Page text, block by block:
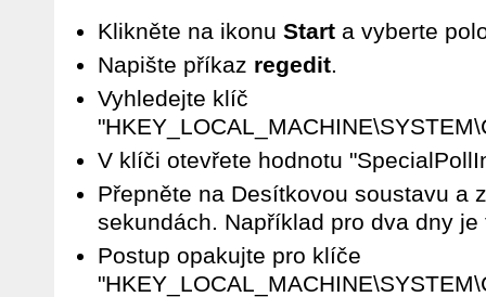
Klikněte na ikonu Start a vyberte
Napište příkaz regedit.
Vyhledejte klíč
V klíči otevřete hodnotu
Přepněte na Desítkovou soustavu a
sekundách. Například pro dva dny
Postup opakujte pro klíče